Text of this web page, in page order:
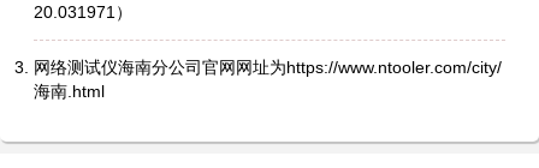
20.031971）
网络测试仪海南分公司官网网址为https://www.ntooler.com/city/
海南.html